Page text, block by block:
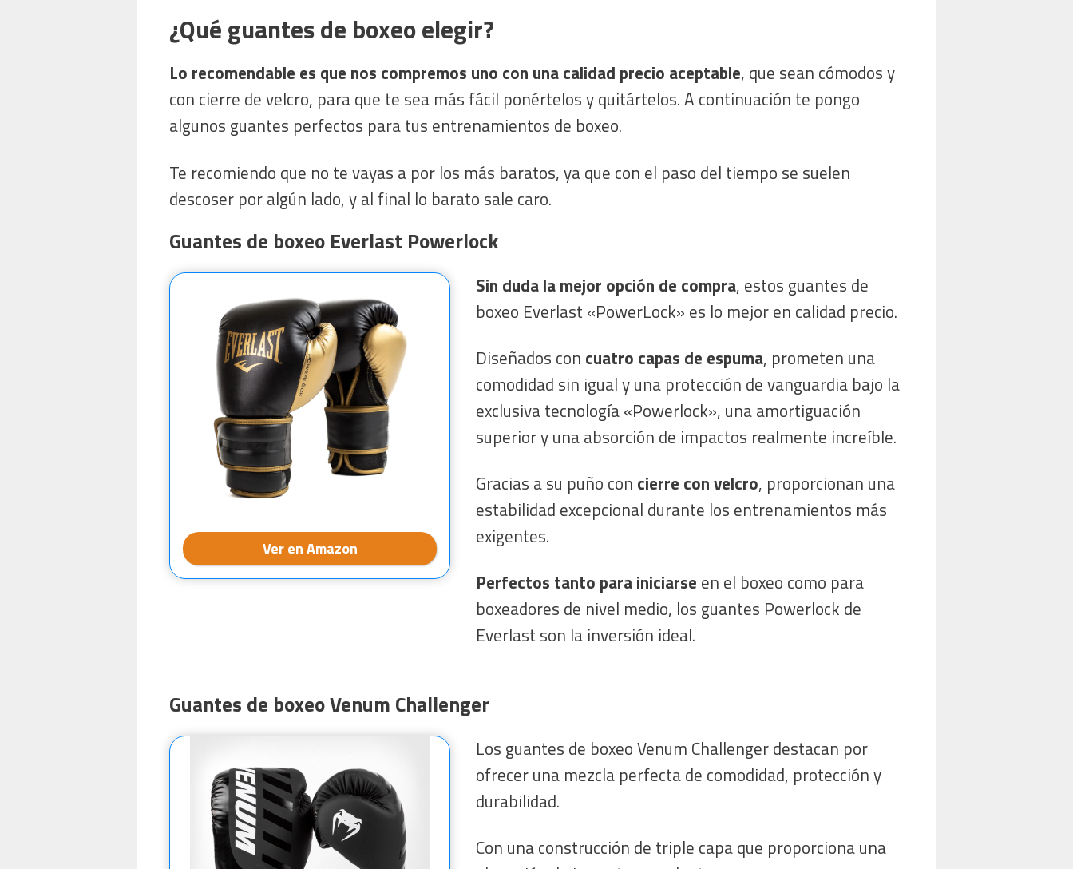
¿Qué guantes de boxeo elegir?
Lo recomendable es que nos compremos uno con una calidad precio aceptable, que sean cómodos y
con cierre de velcro, para que te sea más fácil ponértelos y quitártelos. A continuación te pongo
algunos guantes perfectos para tus entrenamientos de boxeo.
Te recomiendo que no te vayas a por los más baratos, ya que con el paso del tiempo se suelen
descoser por algún lado, y al final lo barato sale caro.
Guantes de boxeo Everlast Powerlock
Ver en Amazon
Sin duda la mejor opción de compra, estos guantes de
boxeo Everlast «PowerLock» es lo mejor en calidad precio.
Diseñados con cuatro capas de espuma, prometen una
comodidad sin igual y una protección de vanguardia bajo la
exclusiva tecnología «Powerlock», una amortiguación
superior y una absorción de impactos realmente increíble.
Gracias a su puño con cierre con velcro, proporcionan una
estabilidad excepcional durante los entrenamientos más
exigentes.
Perfectos tanto para iniciarse en el boxeo como para
boxeadores de nivel medio, los guantes Powerlock de
Everlast son la inversión ideal.
Guantes de boxeo Venum Challenger
Los guantes de boxeo Venum Challenger destacan por
ofrecer una mezcla perfecta de comodidad, protección y
durabilidad.
Con una construcción de triple capa que proporciona una